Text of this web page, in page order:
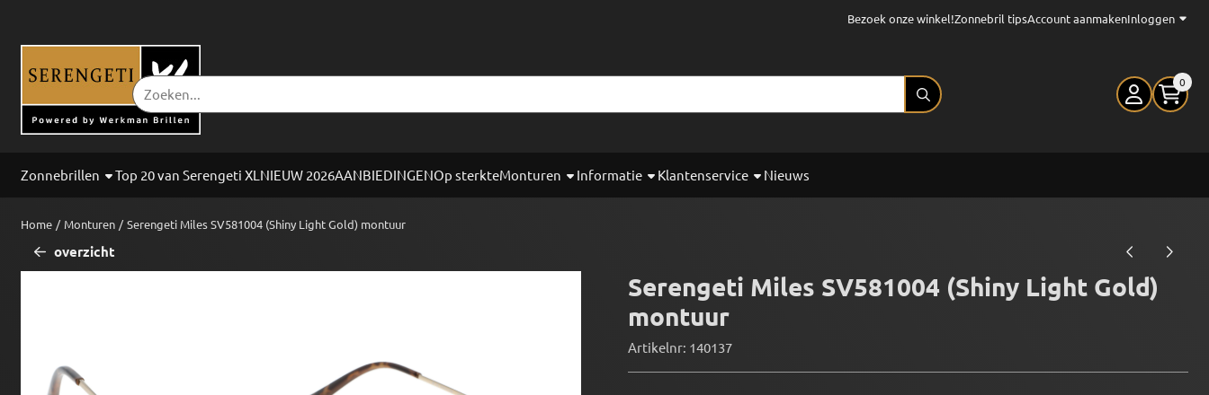
Bezoek onze winkel!Zonnebril tipsAccount aanmakenInloggen
Zoeken 0
Zonnebrillen Top 20 van Serengeti XL NIEUW 2026AANBIEDINGENOp sterkteMonturen Informatie Klantenservice Nieuws
Home / Monturen / Serengeti Miles SV581004 (Shiny Light Gold) montuur
overzicht
Serengeti Miles SV581004 (Shiny Light Gold)
montuur
Artikelnr: 140137